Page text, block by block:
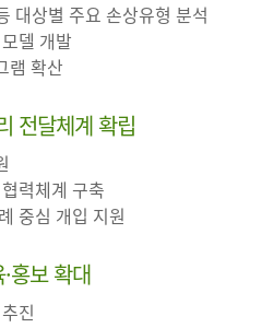
대상별 주요 손상유형 분석
델 개발
램 확산
전달체계 확립
력체계 구축
중심 개입 지원
홍보 확대
진